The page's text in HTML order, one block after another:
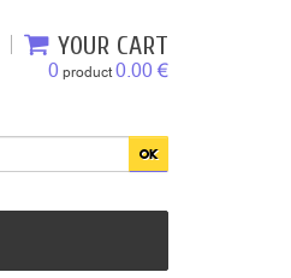
YOUR CART
0 product0.00 €